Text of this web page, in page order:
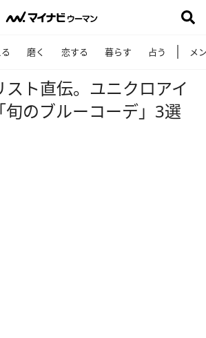
磨く 恋する 暮らす 占う メ
スト直伝。ユニクロアイ
旬のブルーコーデ」3選